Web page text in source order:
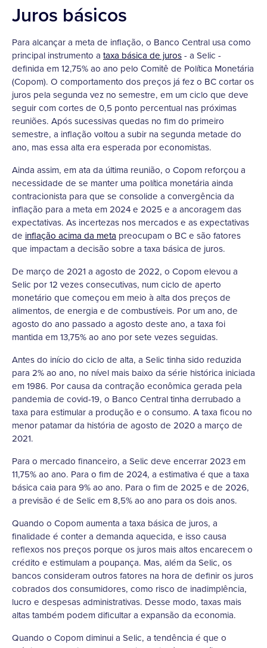
Juros básicos
Para alcançar a meta de inflação, o Banco Central usa como
principal instrumento a taxa básica de juros- a Selic -
definida em 12,75% ao ano pelo Comitê de Política Monetária
(Copom). O comportamento dos preços já fez o BC cortar os
juros pela segunda vez no semestre, em um ciclo que deve
seguir com cortes de 0,5 ponto percentual nas próximas
reuniões. Após sucessivas quedas no fim do primeiro
semestre, a inflação voltou a subir na segunda metade do
ano, mas essa alta era esperada por economistas.
Ainda assim, em ata da última reunião, o Copom reforçou a
necessidade de se manter uma política monetária ainda
contracionista para que se consolide a convergência da
inflação para a meta em 2024 e 2025 e a ancoragem das
expectativas. As incertezas nos mercados e as expectativas
de inflação acima da meta preocupam o BC e são fatores
que impactam a decisão sobre a taxa básica de juros.
De março de 2021 a agosto de 2022, o Copom elevou a
Selic por 12 vezes consecutivas, num ciclo de aperto
monetário que começou em meio à alta dos preços de
alimentos, de energia e de combustíveis. Por um ano, de
agosto do ano passado a agosto deste ano, a taxa foi
mantida em 13,75% ao ano por sete vezes seguidas.
Antes do início do ciclo de alta, a Selic tinha sido reduzida
para 2% ao ano, no nível mais baixo da série histórica iniciada
em 1986. Por causa da contração econômica gerada pela
pandemia de covid-19, o Banco Central tinha derrubado a
taxa para estimular a produção e o consumo. A taxa ficou no
menor patamar da história de agosto de 2020 a março de
2021.
Para o mercado financeiro, a Selic deve encerrar 2023 em
11,75% ao ano. Para o fim de 2024, a estimativa é que a taxa
básica caia para 9% ao ano. Para o fim de 2025 e de 2026,
a previsão é de Selic em 8,5% ao ano para os dois anos.
Quando o Copom aumenta a taxa básica de juros, a
finalidade é conter a demanda aquecida, e isso causa
reflexos nos preços porque os juros mais altos encarecem o
crédito e estimulam a poupança. Mas, além da Selic, os
bancos consideram outros fatores na hora de definir os juros
cobrados dos consumidores, como risco de inadimplência,
lucro e despesas administrativas. Desse modo, taxas mais
altas também podem dificultar a expansão da economia.
Quando o Copom diminui a Selic, a tendência é que o